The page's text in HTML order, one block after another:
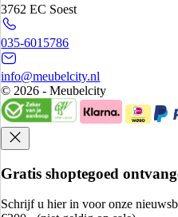
3762 EC Soest
035-6015786
info@meubelcity.nl
© 2026 - Meubelcity
Gratis shoptegoed
Schrijf u hier in voor onze